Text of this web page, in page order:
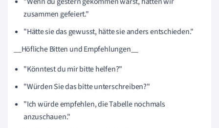
zusammen gefeiert."
"Hätte sie das gewusst, hätte sie anders entschieden."
__Höfliche Bitten und Empfehlungen__
"Könntest du mir bitte helfen?"
"Würden Sie das bitte unterschreiben?"
"Ich würde empfehlen, die Tabelle nochmals
anzuschauen."